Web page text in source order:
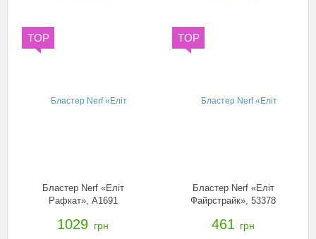
TOP
Бластер Nerf «Еліт
Рафкат», A1691
1029 грн
TOP
Бластер Nerf «Еліт
Файрстрайк», 53378
461 грн